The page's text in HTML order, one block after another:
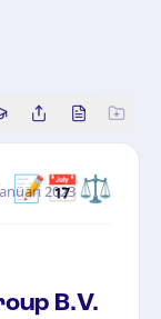
source
Share this
Bekijk
📝📅⚖️
2023
B.V.